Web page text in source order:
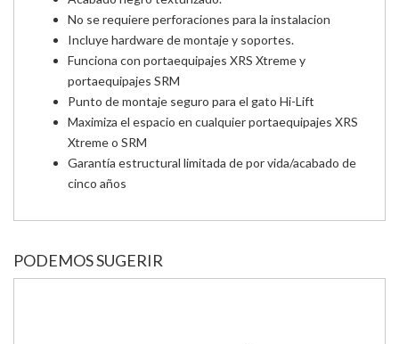
No se requiere perforaciones para la instalacion
Incluye hardware de montaje y soportes.
Funciona con portaequipajes XRS Xtreme y
portaequipajes SRM
Punto de montaje seguro para el gato Hi-Lift
Maximiza el espacio en cualquier portaequipajes XRS
Xtreme o SRM
Garantía estructural limitada de por vida/acabado de
cinco años
PODEMOS SUGERIR